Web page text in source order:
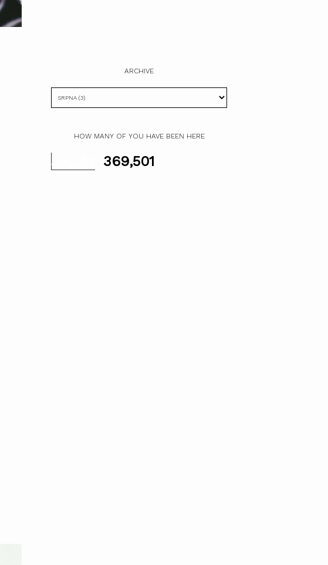
ARCHIVE
HOW MANY OF YOU HAVE BEEN HERE
369,501